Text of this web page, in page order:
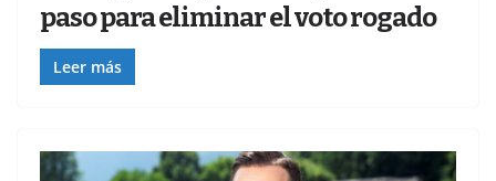
paso para eliminar el voto rogado
Leer más